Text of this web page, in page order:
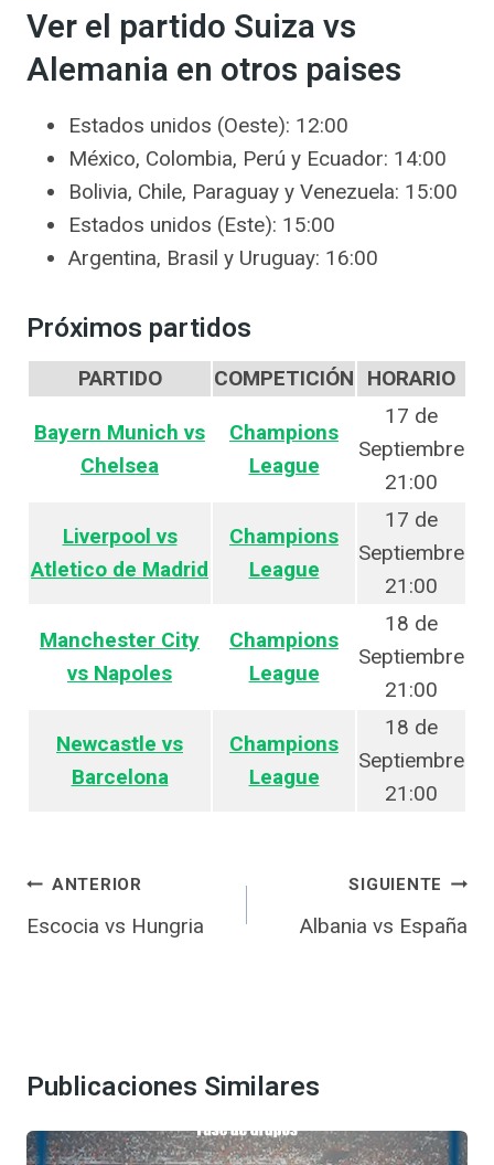
Ver el partido Suiza vs
Alemania en otros paises
Estados unidos (Oeste): 12:00
México, Colombia, Perú y Ecuador: 14:00
Bolivia, Chile, Paraguay y Venezuela: 15:00
Estados unidos (Este): 15:00
Argentina, Brasil y Uruguay: 16:00
Próximos partidos
PARTIDO COMPETICIÓN HORARIO
Bayern Munich vs
Chelsea
Champions
League
17 de
Septiembre
21:00
Liverpool vs
Atletico de Madrid
Champions
League
17 de
Septiembre
21:00
Manchester City
vs Napoles
Champions
League
18 de
Septiembre
21:00
Newcastle vs
Barcelona
Champions
League
18 de
Septiembre
21:00
Navegación
de
ANTERIOR
Escocia vs Hungria
SIGUIENTE
Albania vs España
Publicaciones Similares